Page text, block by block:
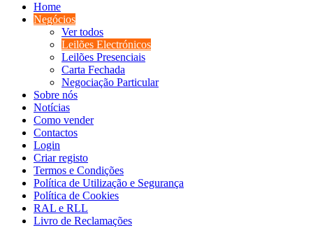
Home
Negócios
Ver todos
Leilões Electrónicos
Leilões Presenciais
Carta Fechada
Negociação Particular
Sobre nós
Notícias
Como vender
Contactos
Login
Criar registo
Termos e Condições
Política de Utilização e Segurança
Política de Cookies
RAL e RLL
Livro de Reclamações